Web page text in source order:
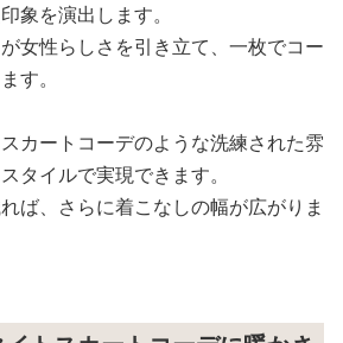
象を演出します。
女性らしさを引き立て、一枚でコー
す。
カートコーデのような洗練された雰
タイルで実現できます。
ば、さらに着こなしの幅が広がりま